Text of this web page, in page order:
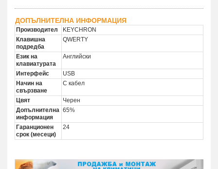
ДОПЪЛНИТЕЛНА ИНФОРМАЦИЯ
Производител
KEYCHRON
Клавишна
подредба
QWERTY
Език на
клавиатурата
Английски
Интерфейс
USB
Начин на
свързване
С кабел
Цвят
Черен
Допълнителна
информация
65%
Гаранционен
срок (месеци)
24